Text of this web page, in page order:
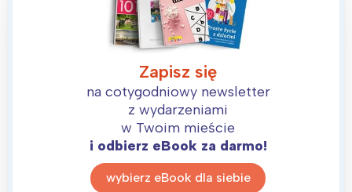
Zapisz się
na cotygodniowy newsletter
z wydarzeniami
w Twoim mieście
i odbierz eBook za darmo!
wybierz eBook dla siebie